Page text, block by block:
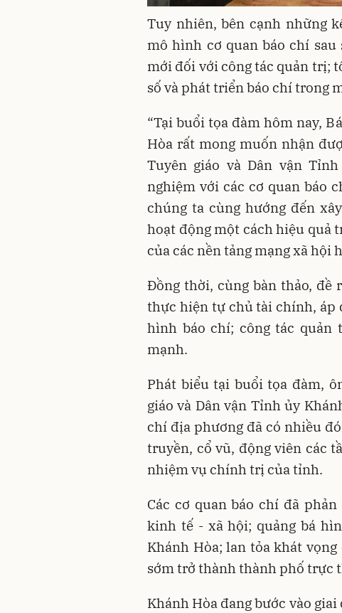
Tuy nhiên, bên cạnh những
mô hình cơ quan báo chí
mới đối với công tác quản trị;
số và phát triển báo chí trong
“Tại buổi tọa đàm hôm nay,
Hòa rất mong muốn nhận
Tuyên giáo và Dân vận
nghiệm với các cơ quan báo
chúng ta cùng hướng đến
hoạt động một cách hiệu quả
của các nền tảng mạng xã hội
Đồng thời, cùng bàn thảo, đề
thực hiện tự chủ tài chính, áp
hình báo chí; công tác quản
mạnh.
Phát biểu tại buổi tọa đàm,
giáo và Dân vận Tỉnh ủy
chí địa phương đã có nhiều
truyền, cổ vũ, động viên các
nhiệm vụ chính trị của tỉnh.
Các cơ quan báo chí đã
kinh tế - xã hội; quảng bá
Khánh Hòa; lan tỏa khát
sớm trở thành thành phố trực
Khánh Hòa đang bước vào